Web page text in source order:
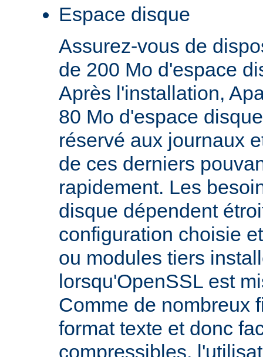
Espace disque
Assurez-vous de
de 200 Mo d'espace
Après l'installation,
80 Mo d'espace
réservé aux journaux
de ces derniers
rapidement. Les
disque dépendent
configuration choisie
ou modules tiers
lorsqu'OpenSSL est
Comme de nombreux
format texte et donc
compressibles,